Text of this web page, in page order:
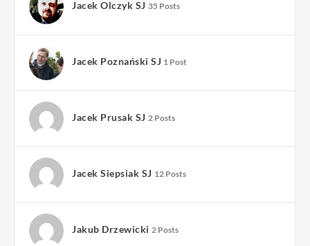
Jacek Olczyk SJ 35 Posts
Jacek Poznański SJ 1 Post
Jacek Prusak SJ 2 Posts
Jacek Siepsiak SJ 12 Posts
Jakub Drzewicki 2 Posts